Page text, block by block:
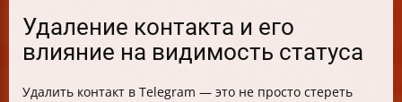
Удаление контакта и его
влияние на видимость статуса
Удалить контакт в Telegram — это не просто стереть